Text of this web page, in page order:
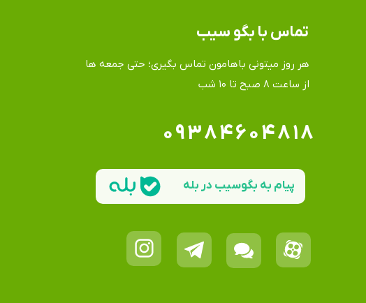
هر روز میتونی باهامون تماس بگیری؛ حتی جمعه ها
​​​​​​​از ساعت ۸ صبح تا ۱۰ شب
تماس​​​​​​​ با بگو سیب
۰۹۳۸۴۶۰۴۸۱۸
پیام به بگوسیب در بله